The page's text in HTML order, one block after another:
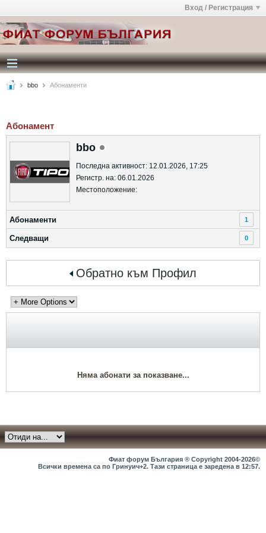
Вход / Регистрация
bbo Абонаменти
Абонамент
bbo
Последна активност: 12.01.2026, 17:25
Регистр. на: 06.01.2026
Местоположение:
Абонаменти 1
Следващи 0
Обратно към Профил
Няма абонати за показване...
Фиат форум България ® Copyright 2004-2026©
Всички времена са по Гринуич+2. Тази страница е заредена в 12:57.